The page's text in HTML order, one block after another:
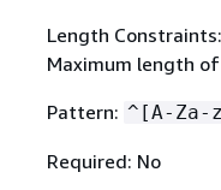
Length
Maximum length of
Pattern: ^[A-Za-
Required: No